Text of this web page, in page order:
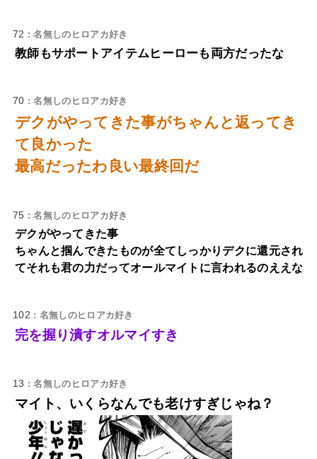
72 : 名無しのヒロアカ好き
教師もサポートアイテムヒーローも両方だったな
70 : 名無しのヒロアカ好き
デクがやってきた事がちゃんと返ってき
て良かった
最高だったわ良い最終回だ
75 : 名無しのヒロアカ好き
デクがやってきた事
ちゃんと掴んできたものが全てしっかりデクに還元され
てそれも君の力だってオールマイトに言われるのええな
102 : 名無しのヒロアカ好き
完を握り潰すオルマイすき
13 : 名無しのヒロアカ好き
マイト、いくらなんでも老けすぎじゃね？